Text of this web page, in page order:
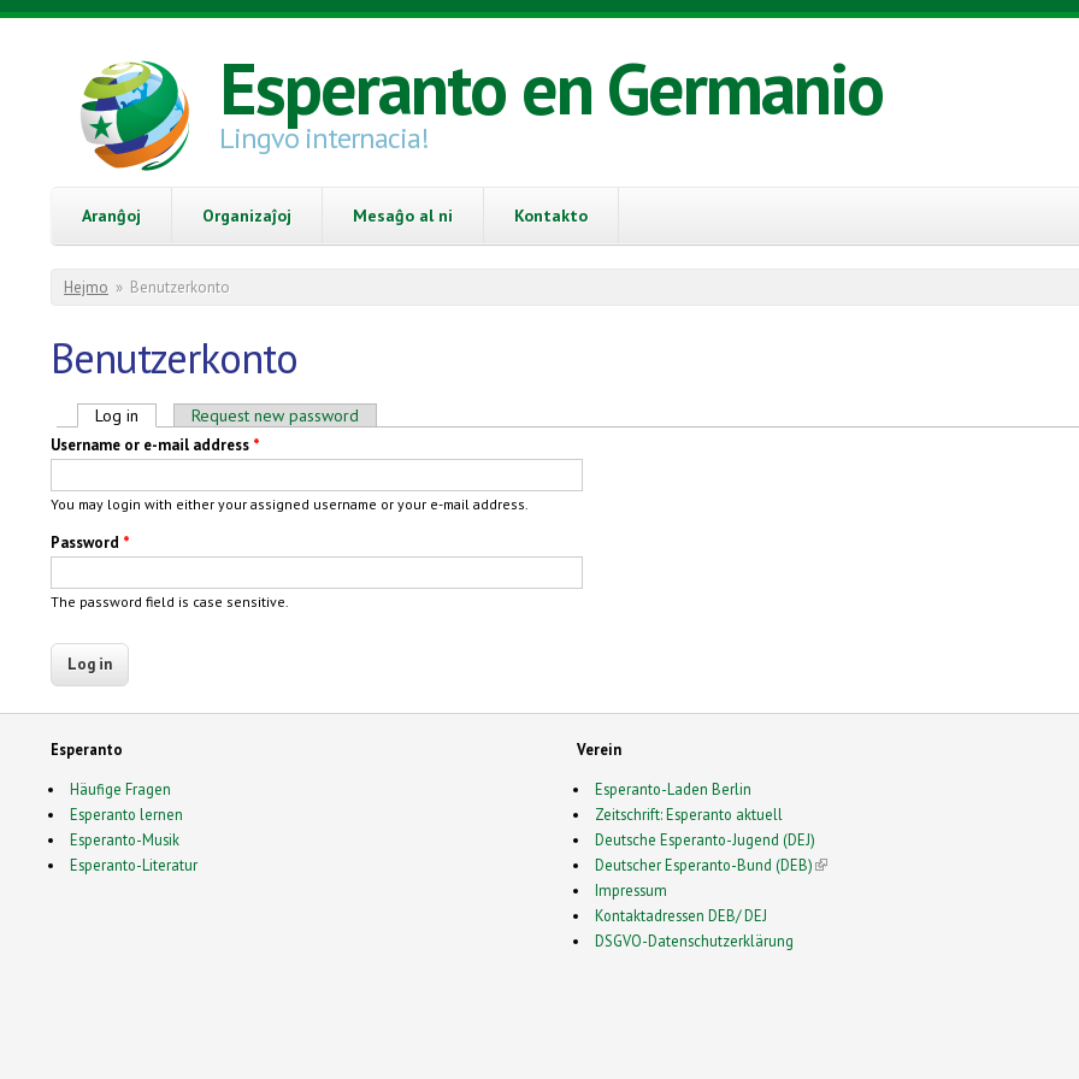
Skip to main content
Esperanto en Germanio
Lingvo internacia!
Aranĝoj Organizaĵoj Mesaĝo al ni Kontakto
You are here
Hejmo » Benutzerkonto
Benutzerkonto
Primary tabs
Log in (active tab)Request new password
Username or e-mail address *
You may login with either your assigned username or your e-mail address.
Password *
The password field is case sensitive.
Esperanto
Häufige Fragen
Esperanto lernen
Esperanto-Musik
Esperanto-Literatur
Verein
Esperanto-Laden Berlin
Zeitschrift: Esperanto aktuell
Deutsche Esperanto-Jugend (DEJ)
Deutscher Esperanto-Bund (DEB)(link is external)
Impressum
Kontaktadressen DEB/ DEJ
DSGVO-Datenschutzerklärung